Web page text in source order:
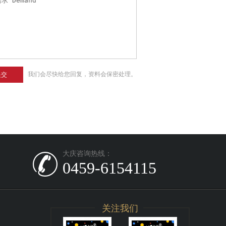
我们会尽快给您回复，资料会保密处理。
大庆咨询热线：
0459-6154115
关注我们